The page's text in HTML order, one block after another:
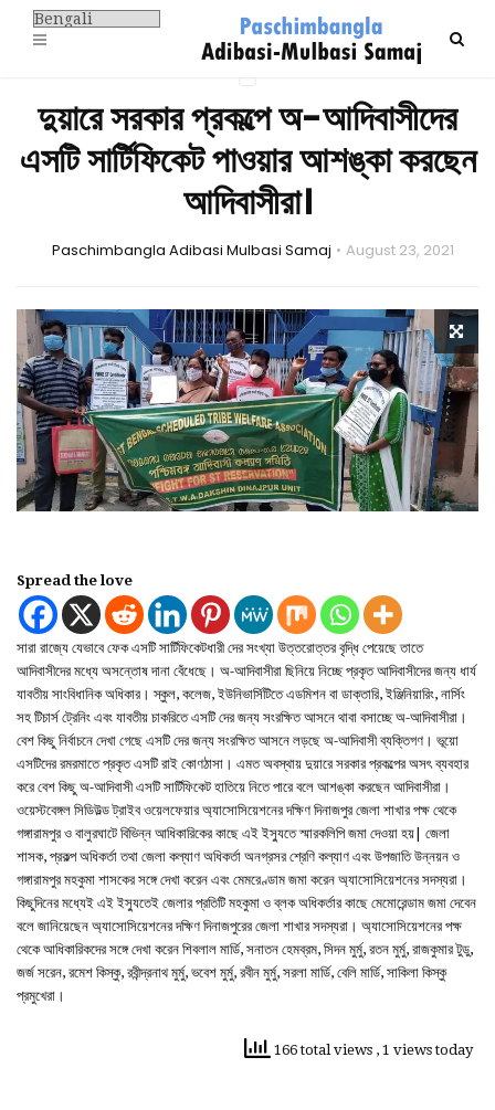
দুয়ারে সরকার প্রকল্পে অ-আদিবাসীদের
এসটি সার্টিফিকেট পাওয়ার আশঙ্কা করছেন
আদিবাসীরা।
Paschimbangla Adibasi Mulbasi Samaj August 23, 2021
Spread the love
সারা রাজ্যে যেভাবে ফেক এসটি সার্টিফিকেটধারী দের সংখ্যা উত্তরোত্তর বৃদ্ধি পেয়েছে তাতে
আদিবাসীদের মধ্যে অসন্তোষ দানা বেঁধেছে। অ-আদিবাসীরা ছিনিয়ে নিচ্ছে প্রকৃত আদিবাসীদের জন্য ধার্য
যাবতীয় সাংবিধানিক অধিকার। স্কুল, কলেজ, ইউনিভার্সিটিতে এডমিশন বা ডাক্তারি, ইঞ্জিনিয়ারিং, নার্সিং
সহ টিচার্স ট্রেনিং এবং যাবতীয় চাকরিতে এসটি দের জন্য সংরক্ষিত আসনে থাবা বসাচ্ছে অ-আদিবাসীরা।
বেশ কিছু নির্বাচনে দেখা গেছে এসটি দের জন্য সংরক্ষিত আসনে লড়ছে অ-আদিবাসী ব্যক্তিগণ। ভূয়ো
এসটিদের রমরমাতে প্রকৃত এসটি রাই কোণঠাসা। এমত অবস্থায় দুয়ারে সরকার প্রকল্পের অসৎ ব্যবহার
করে বেশ কিছু অ-আদিবাসী এসটি সার্টিফিকেট হাতিয়ে নিতে পারে বলে আশঙ্কা করছেন আদিবাসীরা।
ওয়েস্টবেঙ্গল সিডিউল্ড ট্রাইব ওয়েলফেয়ার অ্যাসোসিয়েশনের দক্ষিণ দিনাজপুর জেলা শাখার পক্ষ থেকে
গঙ্গারামপুর ও বালুরঘাটে বিভিন্ন আধিকারিকের কাছে এই ইস্যুতে স্মারকলিপি জমা দেওয়া হয়| জেলা
শাসক, প্রকল্প অধিকর্তা তথা জেলা কল্যাণ অধিকর্তা অনগ্রসর শ্রেণি কল্যাণ এবং উপজাতি উন্নয়ন ও
গঙ্গারামপুর মহকুমা শাসকের সঙ্গে দেখা করেন এবং মেমরেণ্ডাম জমা করেন অ্যাসোসিয়েশনের সদস্যরা।
কিছুদিনের মধ্যেই এই ইস্যুতেই জেলার প্রতিটি মহকুমা ও ব্লক অধিকর্তার কাছে মেমোরেন্ডাম জমা দেবেন
বলে জানিয়েছেন অ্যাসোসিয়েশনের দক্ষিণ দিনাজপুরের জেলা শাখার সদস্যরা। অ্যাসোসিয়েশনের পক্ষ
থেকে আধিকারিকদের সঙ্গে দেখা করেন শিবলাল মার্ডি, সনাতন হেমব্রম, সিদন মুর্মু, রতন মুর্মু, রাজকুমার টুডু,
জর্জ সরেন, রমেশ কিস্কু, রবীন্দ্রনাথ মুর্মু, ভবেশ মুর্মু, রবীন মুর্মু, সরলা মার্ডি, বেলি মার্ডি, সাকিলা কিস্কু
প্রমুখেরা।
166 total views , 1 views today